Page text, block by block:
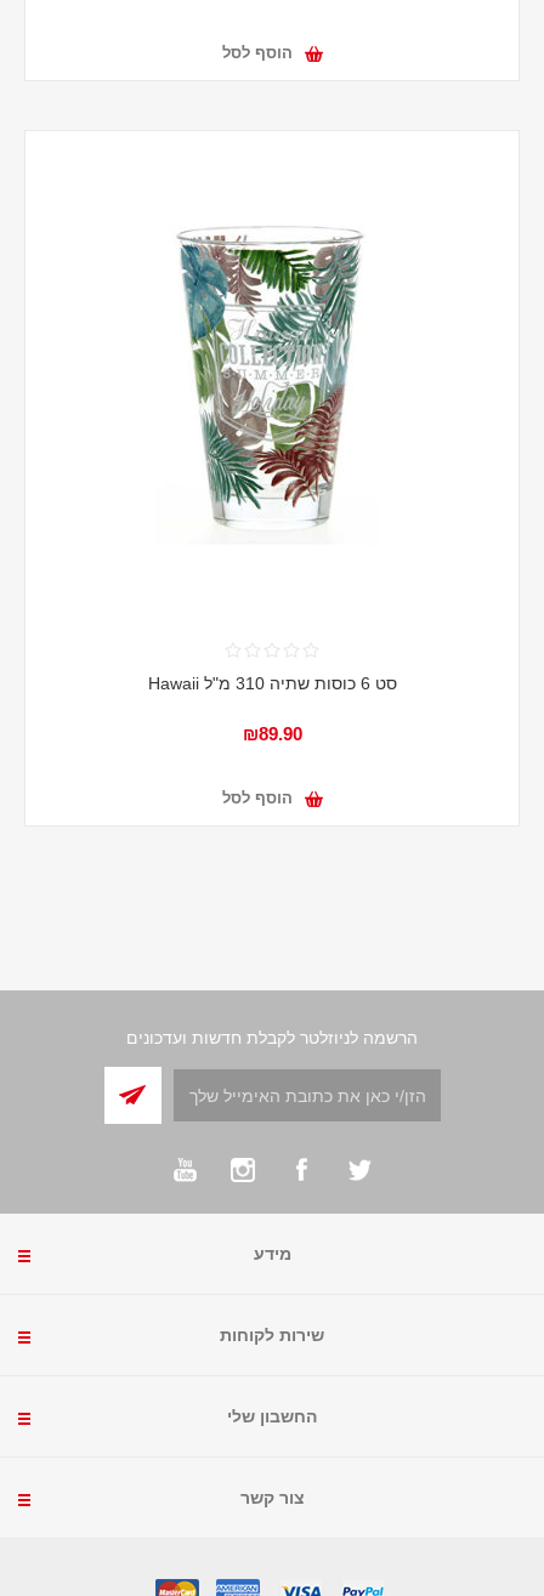
הוסף לסל
סט 6 כוסות שתיה 310 מ"ל Hawaii
₪89.90
הוסף לסל
הרשמה לניוזלטר לקבלת חדשות ועדכונים
מידע
שירות לקוחות
החשבון שלי
צור קשר